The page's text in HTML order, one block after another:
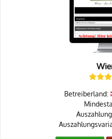
Betreiberland: